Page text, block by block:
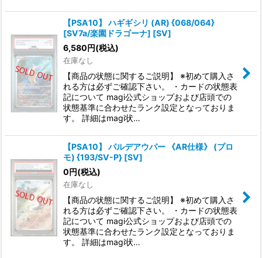
【PSA10】 ハギギシリ (AR) {068/064}
[SV7a/楽園ドラゴーナ] [SV]
6,580円(税込)
在庫なし
【商品の状態に関するご説明】 ※初めて購入さ
れる方は必ずご確認下さい。 ・カードの状態表
記について magi公式ショップおよび店頭での
状態基準に合わせたランク設定となっておりま
す。 詳細はmagi状…
【PSA10】 パルデアウパー 《AR仕様》 (プロ
モ) {193/SV-P} [SV]
0円(税込)
在庫なし
【商品の状態に関するご説明】 ※初めて購入さ
れる方は必ずご確認下さい。 ・カードの状態表
記について magi公式ショップおよび店頭での
状態基準に合わせたランク設定となっておりま
す。 詳細はmagi状…